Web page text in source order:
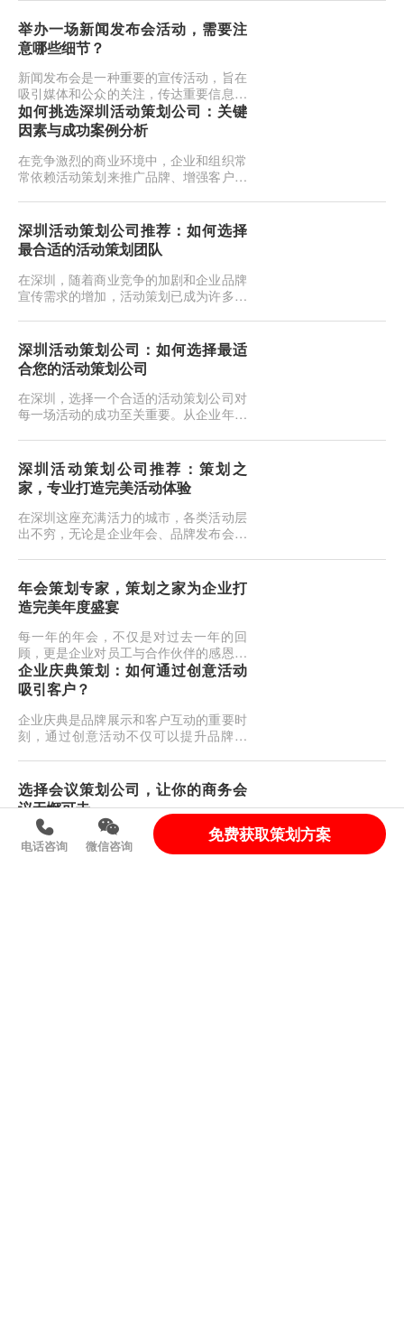
来。为了表达感激之情，选择合适的礼品
至关重要。以下是一些考虑因素和礼品建
议，以确保您的开业庆典礼品令人难忘：
与品牌相关的礼品：首选礼品应与您的品
牌和业务相关。例如，如果您经营咖啡
店，可以考虑赠送定制咖啡杯、咖啡豆
或...
举办一场新闻发布会活动，需要注
意哪些细节？
新闻发布会是一种重要的宣传活动，旨在
吸引媒体和公众的关注，传达重要信息或
消息。为了确保发布会的成功，需要特别
注意一些关键细节，以确保活动顺利进行
并达到预期的效果。以下是举办新闻发布
会时需要注意的一些细节：目标明确：首
先，明确发布会的主要目标。是宣传新产
与媒体建立联系？确保发布会的目标...
如何挑选深圳活动策划公司：关键
因素与成功案例分析
在竞争激烈的商业环境中，企业和组织常
常依赖活动策划来推广品牌、增强客户关
创新与商业中心，拥有大量活动策划公
司。但如何在众多选
深圳活动策划公司推荐：如何选择
最合适的活动策划团队
在深圳，随着商业竞争的加剧和企业品牌
宣传需求的增加，活动策划已成为许多企
动策划公司，不仅能帮助您提高活动的成
功率，还能提升品
深圳活动策划公司：如何选择最适
合您的活动策划公司
在深圳，选择一个合适的活动策划公司对
每一场活动的成功至关重要。从企业年会
选择一个有经验、有创意并且能理解您需
求的公司，将直接
深圳活动策划公司推荐：策划之
家，专业打造完美活动体验
在深圳这座充满活力的城市，各类活动层
出不穷，无论是企业年会、品牌发布会，
策划团队来确保活动的顺利进行。作为深
圳活动策划行业的
年会策划专家，策划之家为企业打
造完美年度盛宴
每一年的年会，不仅是对过去一年的回
顾，更是企业对员工与合作伙伴的感恩和
激励时刻。作为企业文化的核心展示平
台，年会活动的重要性不言而喻。而选择
专业的年会策划公司—
企业庆典策划：如何通过创意活动
吸引客户？
企业庆典是品牌展示和客户互动的重要时
刻，通过创意活动不仅可以提升品牌形
的忠诚度。精心策划的庆典活动将成为公
司与客户之间建立深
选择会议策划公司，让你的商务会
议无懈可击
商务会议是企业与客户、合作伙伴或员工
之间进行沟通、交流和合作的重要平台。
电话咨询 微信咨询
免费获取策划方案